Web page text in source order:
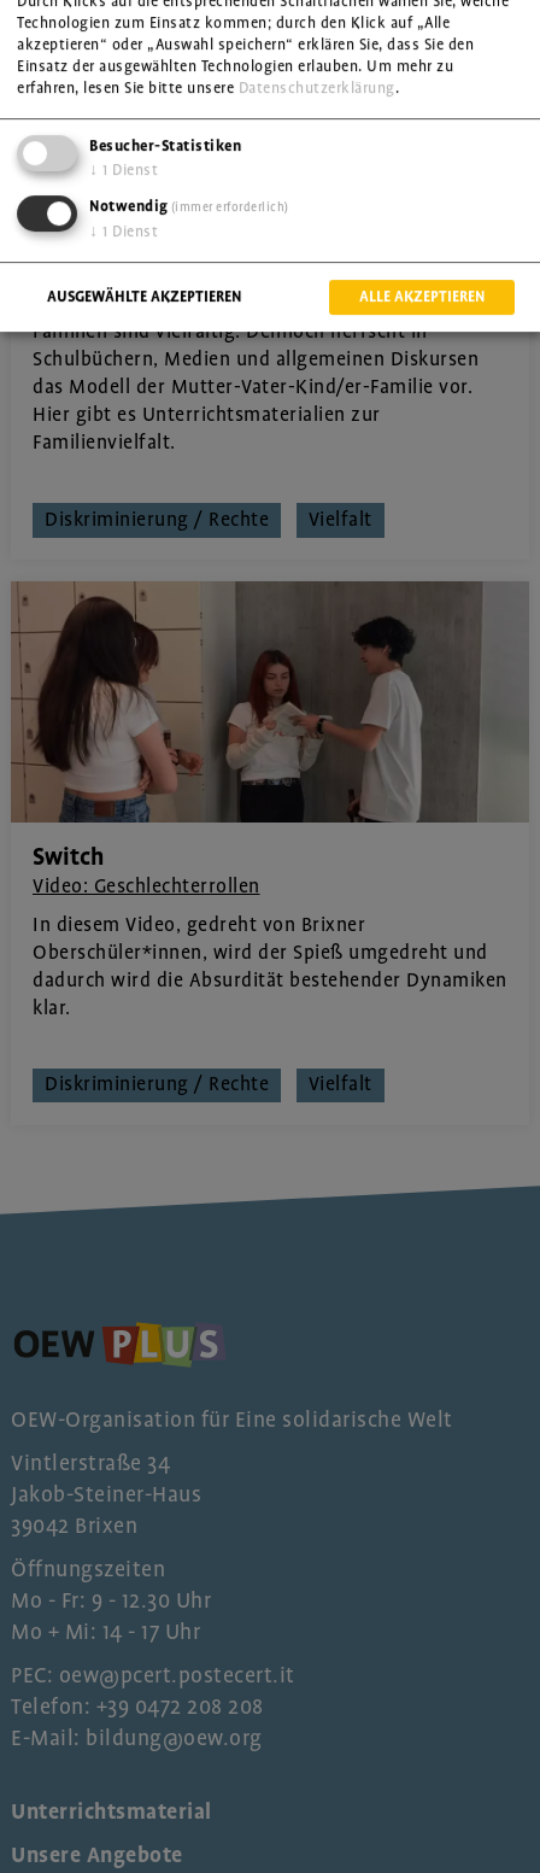
Das alles ist Familie!
Unterrichtsmaterial für Grundschule
Familien sind vielfältig. Dennoch herrscht in
Schulbüchern, Medien und allgemeinen Diskursen
das Modell der Mutter-Vater-Kind/er-Familie vor.
Hier gibt es Unterrichtsmaterialien zur
Familienvielfalt.
Diskriminierung / Rechte Vielfalt
Switch
Video: Geschlechterrollen
In diesem Video, gedreht von Brixner
Oberschüler*innen, wird der Spieß umgedreht und
dadurch wird die Absurdität bestehender Dynamiken
klar.
Diskriminierung / Rechte Vielfalt
OEW-Organisation für Eine solidarische Welt
Vintlerstraße 34
Jakob-Steiner-Haus
39042 Brixen
Öffnungszeiten
Mo - Fr: 9 - 12.30 Uhr
Mo + Mi: 14 - 17 Uhr
PEC: oew@pcert.postecert.it
Telefon: +39 0472 208 208
E-Mail: bildung@oew.org
Unterrichtsmaterial
Unsere Angebote
Technologien zum Einsatz kommen; durch den Klick auf „Alle
akzeptieren“ oder „Auswahl speichern“ erklären Sie, dass Sie den
Einsatz der ausgewählten Technologien erlauben. Um mehr zu
erfahren, lesen Sie bitte unsere Datenschutzerklärung.
Besucher-Statistiken
↓ 1 Dienst
Notwendig (immer erforderlich)
↓ 1 Dienst
AUSGEWÄHLTE AKZEPTIEREN ALLE AKZEPTIEREN